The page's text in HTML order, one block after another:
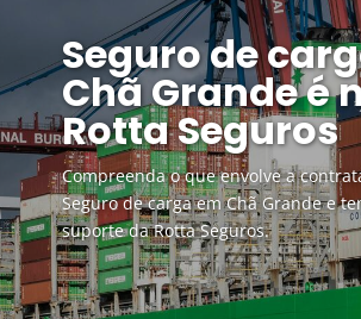
Seguro de
Chã Grande é
Rotta Seguros
Compreenda o que envolve a
Seguro de carga em Chã Grande e
suporte da Rotta Seguros.